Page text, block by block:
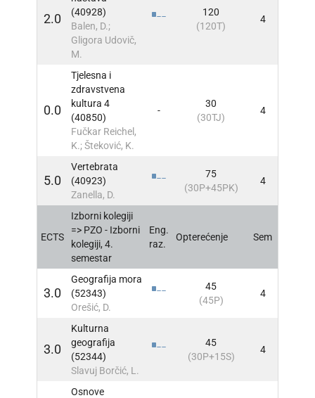
2.0
(40928)
Balen, D.;
Gligora Udovič,
M.
120
(120T)
4
0.0
Tjelesna i
zdravstvena
kultura 4
(40850)
Fučkar Reichel,
K.; Šteković, K.
-
30
(30TJ)
4
5.0
Vertebrata
(40923)
Zanella, D.
75
(30P+45PK)
4
ECTS
Izborni kolegiji
=> PZO - Izborni
kolegiji, 4.
semestar
Eng.
raz.
Opterećenje Sem
3.0
Geografija mora
(52343)
Orešić, D.
45
(45P)
4
3.0
Kulturna
geografija
(52344)
Slavuj Borčić, L.
45
(30P+15S)
4
Osnove